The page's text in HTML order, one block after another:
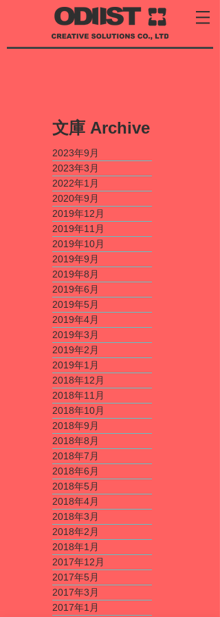
​文庫 Archive
2023年9月
2023年3月
2022年1月
2020年9月
2019年12月
2019年11月
2019年10月
2019年9月
2019年8月
2019年6月
2019年5月
2019年4月
2019年3月
2019年2月
2019年1月
2018年12月
2018年11月
2018年10月
2018年9月
2018年8月
2018年7月
2018年6月
2018年5月
2018年4月
2018年3月
2018年2月
2018年1月
2017年12月
2017年5月
2017年3月
2017年1月